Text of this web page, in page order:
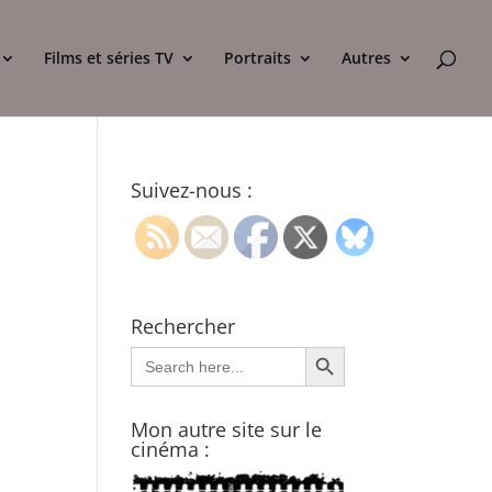
Films et séries TV Portraits Autres
Suivez-nous :
Rechercher
Search
for:
Search Button
Mon autre site sur le
cinéma :